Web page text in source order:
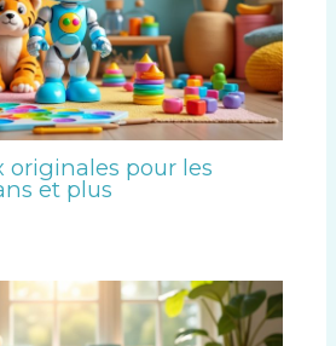
originales pour les
et plus